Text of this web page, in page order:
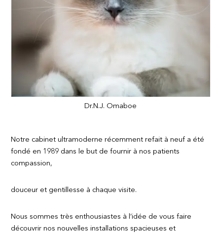
Dr.N.J. Omaboe
Notre cabinet ultramoderne récemment refait à neuf a été
fondé en 1989 dans le but de fournir à nos patients
compassion,
douceur et gentillesse à chaque visite.
Nous sommes très enthousiastes à l’idée de vous faire
découvrir nos nouvelles installations spacieuses et